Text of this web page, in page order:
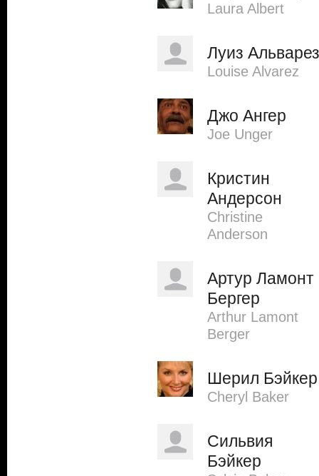
Laura Albert
Луиз Альварез
Louise Alvarez
Джо Ангер
Joe Unger
Кристин
Андерсон
Christine
Anderson
Артур Ламонт
Бергер
Arthur Lamont
Berger
Шерил Бэйкер
Cheryl Baker
Сильвия
Бэйкер